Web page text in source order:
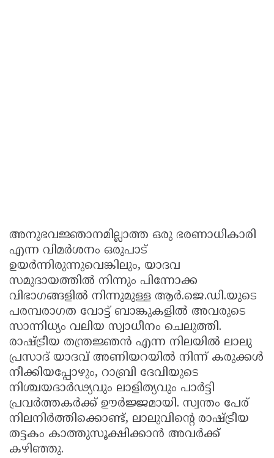
അനുഭവജ്ഞാനമില്ലാത്ത ഒരു ഭരണാധികാരി
എന്ന വിമർശനം ഒരുപാട്
ഉയർന്നിരുന്നുവെങ്കിലും, യാദവ
സമുദായത്തിൽ നിന്നും പിന്നോക്ക
വിഭാഗങ്ങളിൽ നിന്നുമുള്ള ആർ.ജെ.ഡി.യുടെ
പരമ്പരാഗത വോട്ട് ബാങ്കുകളിൽ അവരുടെ
സാന്നിധ്യം വലിയ സ്വാധീനം ചെലുത്തി.
രാഷ്ട്രീയ തന്ത്രജ്ഞൻ എന്ന നിലയിൽ ലാലു
പ്രസാദ് യാദവ് അണിയറയിൽ നിന്ന് കരുക്കൾ
നീക്കിയപ്പോഴും, റാബ്രി ദേവിയുടെ
നിശ്ചയദാർഢ്യവും ലാളിത്യവും പാർട്ടി
പ്രവർത്തകർക്ക് ഊർജ്ജമായി. സ്വന്തം പേര്
നിലനിർത്തിക്കൊണ്ട്, ലാലുവിന്റെ രാഷ്ട്രീയ
തട്ടകം കാത്തുസൂക്ഷിക്കാൻ അവർക്ക്
കഴിഞ്ഞു.